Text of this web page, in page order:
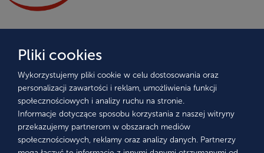
Adres e-mail
Numer telefonu
Pliki cookies
Wykorzystujemy pliki cookie w celu dostosowania oraz
personalizacji zawartości i reklam, umożliwienia funkcji
społecznościowych i analizy ruchu na stronie.
Informacje dotyczące sposobu korzystania z naszej witryny
przekazujemy partnerom w obszarach mediów
społecznościowych, reklamy oraz analizy danych. Partnerzy